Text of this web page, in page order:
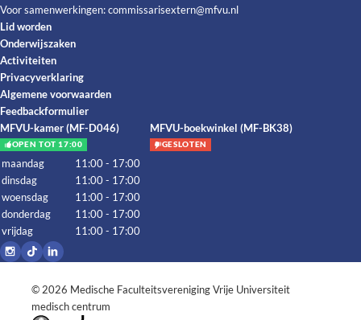
Voor samenwerkingen:commissarisextern@mfvu.nl
Lid worden
Onderwijszaken
Activiteiten
Privacyverklaring
Algemene voorwaarden
Feedbackformulier
MFVU-kamer (MF-D046)
OPEN TOT 17:00
maandag
11:00 - 17:00
dinsdag
11:00 - 17:00
woensdag
11:00 - 17:00
donderdag
11:00 - 17:00
vrijdag
11:00 - 17:00
MFVU-boekwinkel (MF-BK38)
GESLOTEN
© 2026 Medische Faculteitsvereniging Vrije Universiteit
medisch centrum